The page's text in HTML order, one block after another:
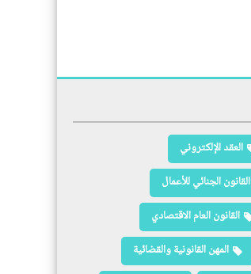
العقد الإلكتروني
القانون الجنائي للأعمال
القانون العام الاقتصادي
المهن القانونية والقضائية